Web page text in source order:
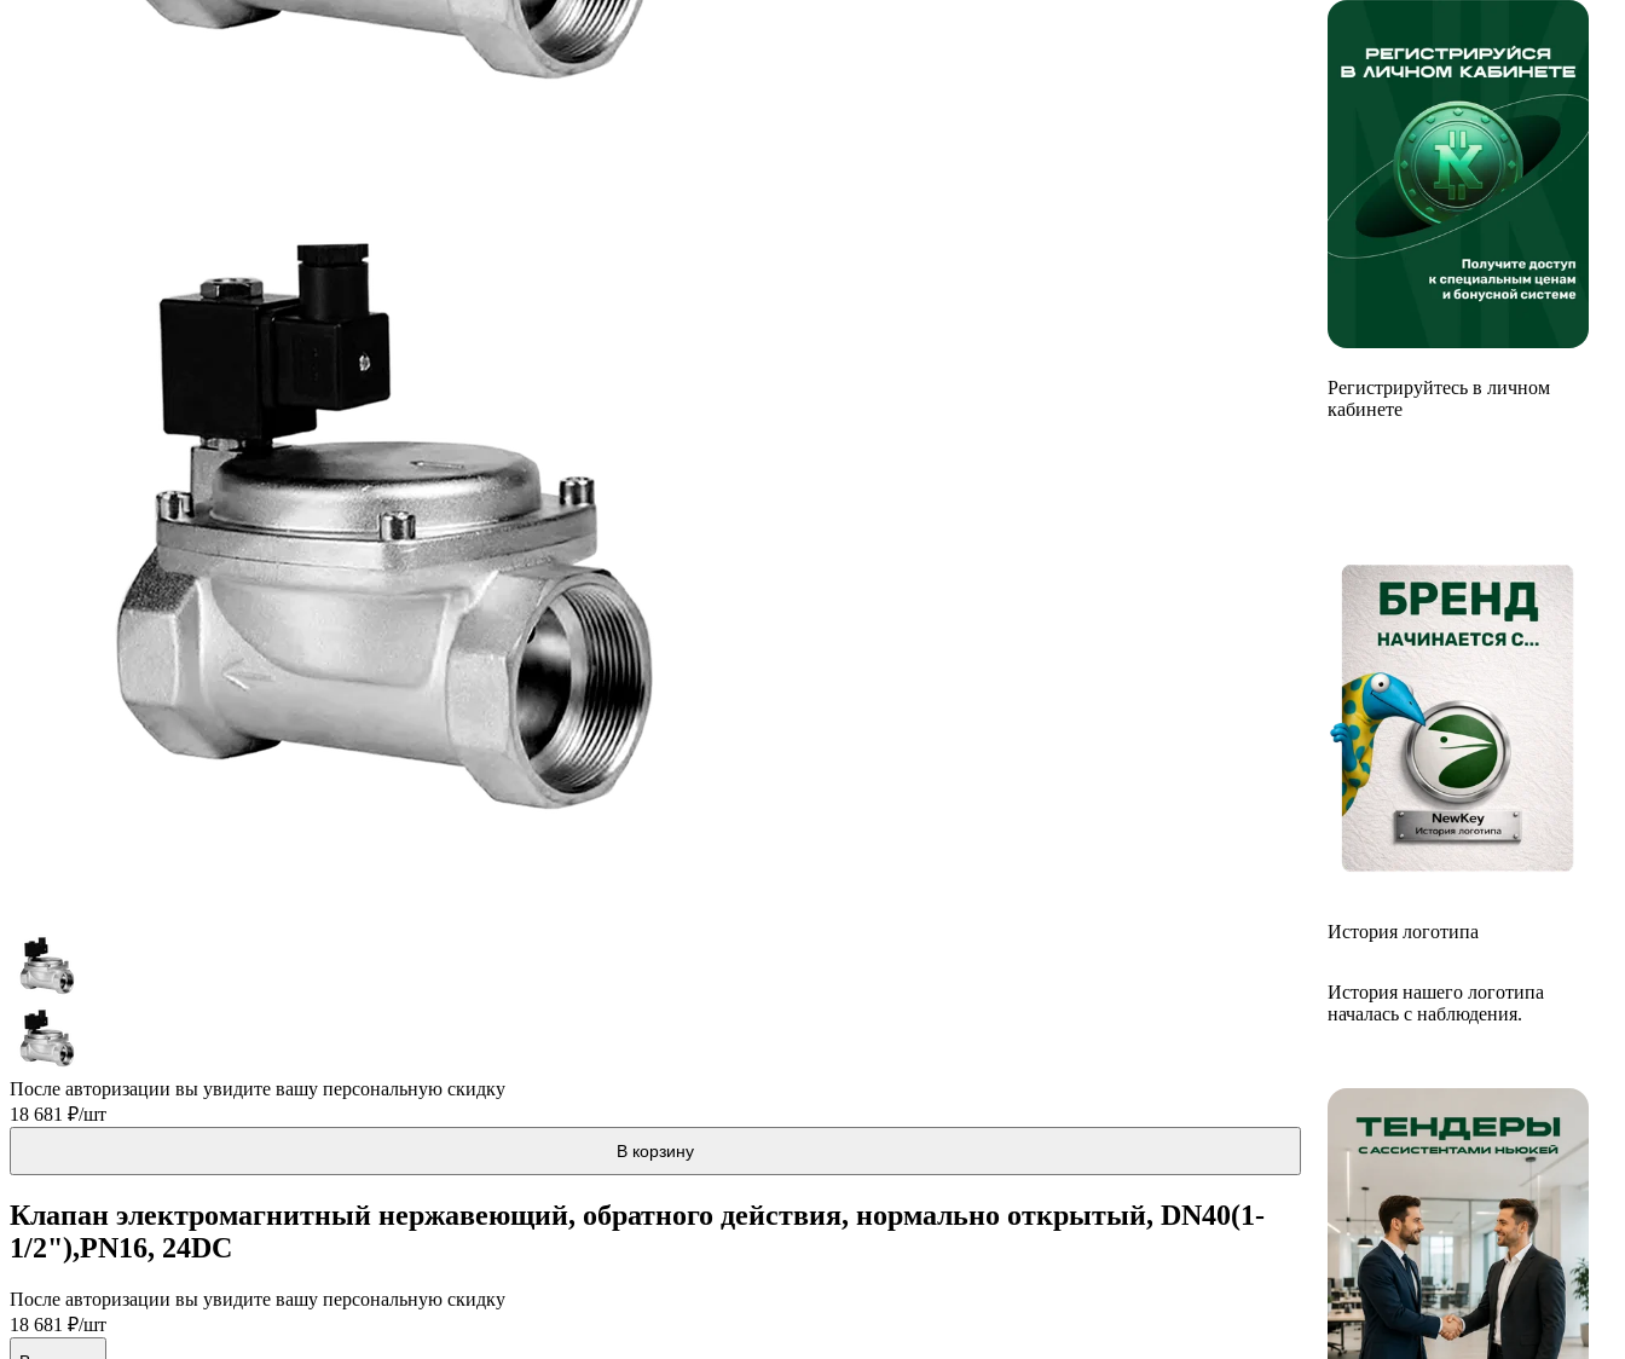
Регистрируйтесь в личном
кабинете
История логотипа
История нашего логотипа
началась с наблюдения.
После авторизации вы увидите вашу персональную скидку
18 681 ₽/шт
В корзину
Клапан электромагнитный нержавеющий, обратного действия, нормально открытый, DN40(1-
1/2"),PN16, 24DC
После авторизации вы увидите вашу персональную скидку
18 681 ₽/шт